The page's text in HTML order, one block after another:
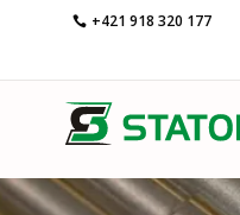
+421 918 320 177